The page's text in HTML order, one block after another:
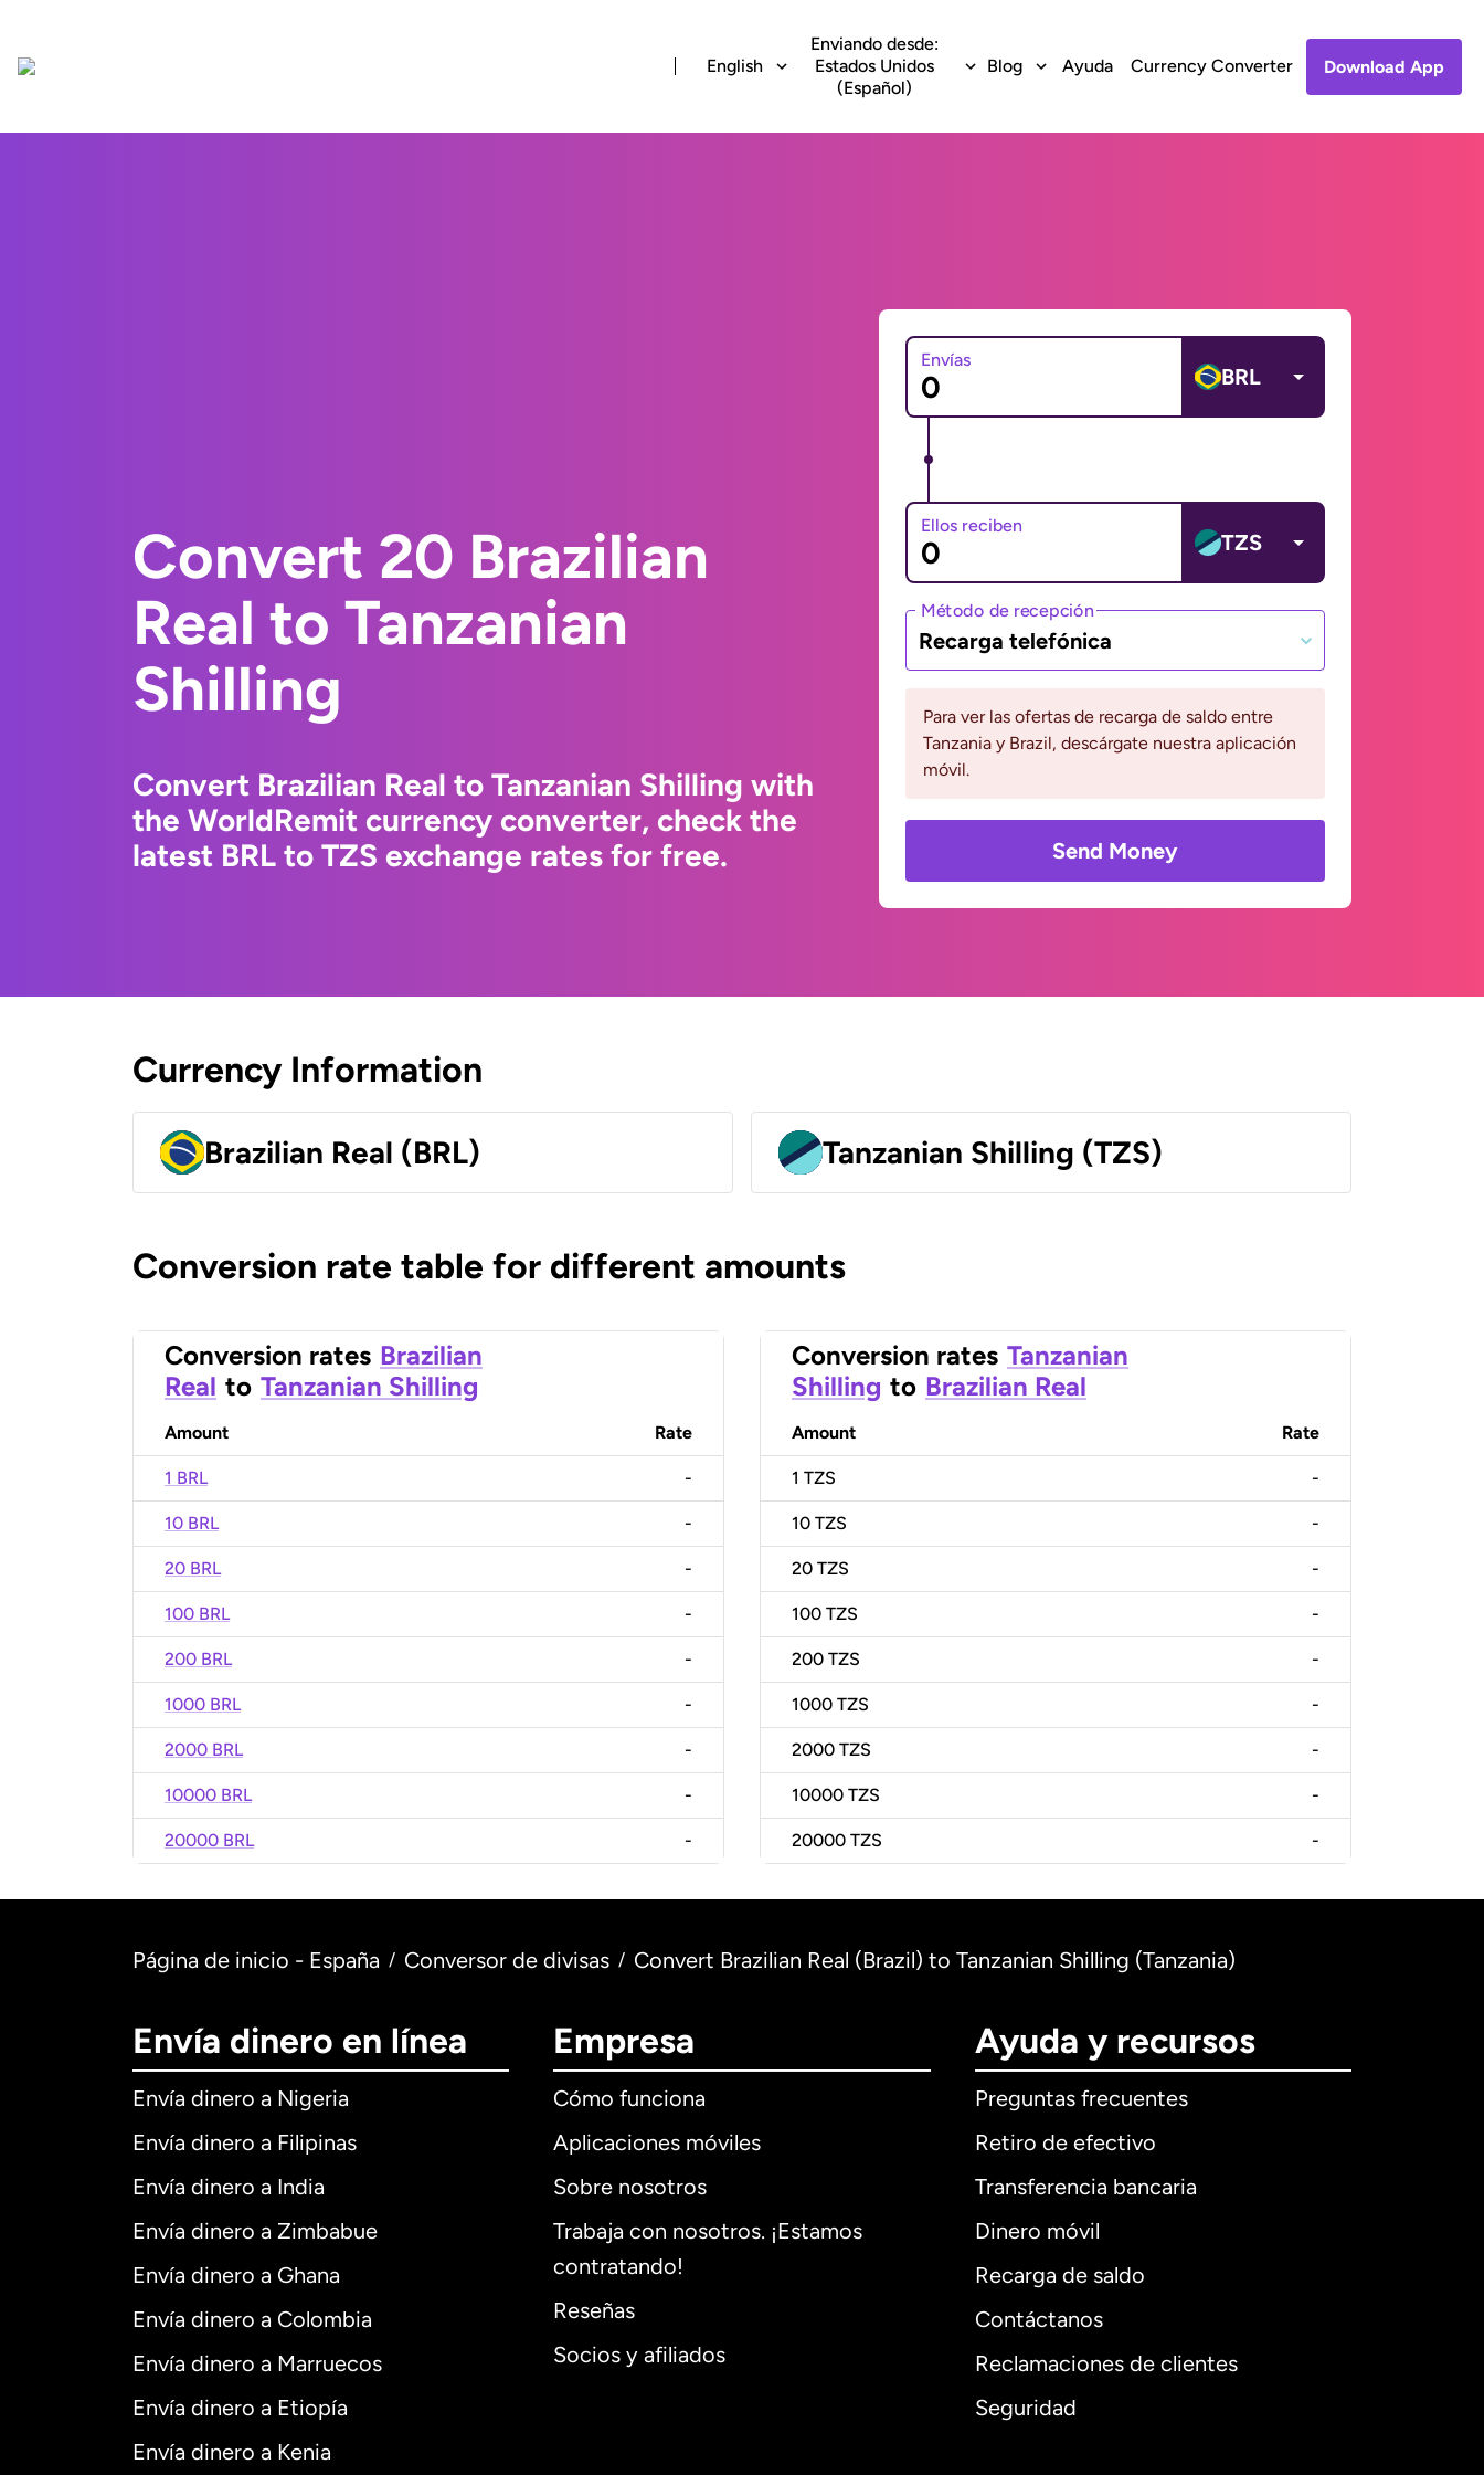
English
Enviando desde:
Estados Unidos
(Español)
Blog Ayuda Currency Converter Download App
Convert 20 Brazilian
Real to Tanzanian
Shilling
Convert Brazilian Real to Tanzanian Shilling with
the WorldRemit currency converter, check the
latest BRL to TZS exchange rates for free.
Envías
BRL
Ellos reciben
TZS
Método de recepción
Recarga telefónica
Para ver las ofertas de recarga de saldo entre
Tanzania y Brazil, descárgate nuestra aplicación
móvil.
Send Money
Currency Information
Brazilian Real (BRL) Tanzanian Shilling (TZS)
Conversion rate table for different amounts
Conversion rates Brazilian
Real to Tanzanian Shilling
Amount Rate
1 BRL -
10 BRL -
20 BRL -
100 BRL -
200 BRL -
1000 BRL -
2000 BRL -
10000 BRL -
20000 BRL -
Conversion rates Tanzanian
Shilling to Brazilian Real
Amount Rate
1 TZS -
10 TZS -
20 TZS -
100 TZS -
200 TZS -
1000 TZS -
2000 TZS -
10000 TZS -
20000 TZS -
Página de inicio - España / Conversor de divisas / Convert Brazilian Real (Brazil) to Tanzanian Shilling (Tanzania)
Envía dinero en línea
Envía dinero a Nigeria
Envía dinero a Filipinas
Envía dinero a India
Envía dinero a Zimbabue
Envía dinero a Ghana
Envía dinero a Colombia
Envía dinero a Marruecos
Envía dinero a Etiopía
Envía dinero a Kenia
Empresa
Cómo funciona
Aplicaciones móviles
Sobre nosotros
Trabaja con nosotros. ¡Estamos
contratando!
Reseñas
Socios y afiliados
Ayuda y recursos
Preguntas frecuentes
Retiro de efectivo
Transferencia bancaria
Dinero móvil
Recarga de saldo
Contáctanos
Reclamaciones de clientes
Seguridad